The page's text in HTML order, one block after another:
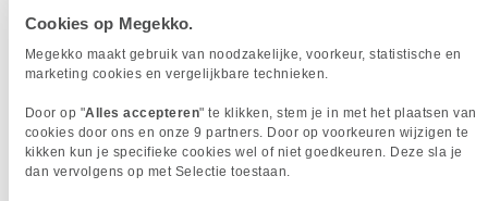
Cookies op Megekko.
Megekko maakt gebruik van noodzakelijke, voorkeur, statistische en
marketing cookies en vergelijkbare technieken.
Door op "Alles accepteren" te klikken, stem je in met het plaatsen van
cookies door ons en onze 9 partners. Door op voorkeuren wijzigen te
kikken kun je specifieke cookies wel of niet goedkeuren. Deze sla je
dan vervolgens op met Selectie toestaan.
overdrachtssnelheid van
gegevens (2.4 GHz)
overdrachtssnelheid van
gegevens (5 GHz)
Zendvermogen (CE)
20 - 23 dBm
✚
PRODUCTINFORMATIE